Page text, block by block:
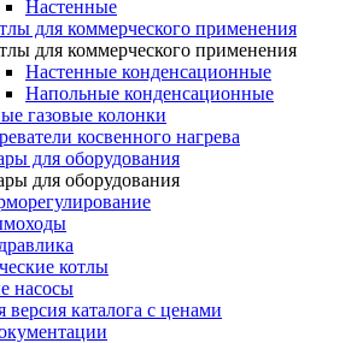
Настенные
для коммерческого применения
для коммерческого применения
Настенные конденсационные
Напольные конденсационные
газовые колонки
косвенного нагрева
для оборудования
для оборудования
котлы
насосы
версия каталога с ценами